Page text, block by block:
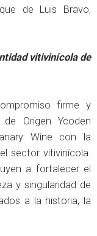
de Luis Bravo,
vitivinícola de
firme y
Origen Ycoden
Wine con la
sector vitivinícola.
a fortalecer el
y singularidad de
a la historia, la